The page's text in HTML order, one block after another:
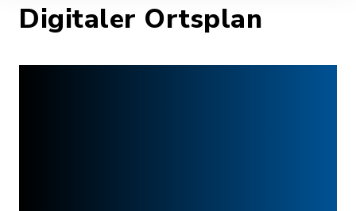
Digitaler Ortsplan